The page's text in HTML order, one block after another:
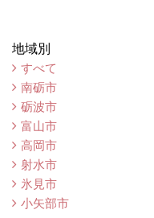
地域別
すべて
南砺市
砺波市
富山市
高岡市
射水市
氷見市
小矢部市